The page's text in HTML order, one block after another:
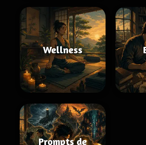
Wellness
Prompts de